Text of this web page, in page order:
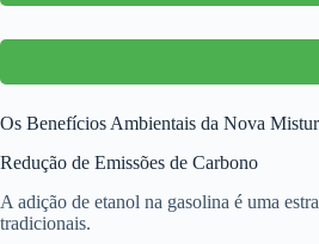
Os Benefícios Ambientais da Nova
Redução de Emissões de Carbono
A adição de etanol na gasolina é uma
tradicionais.